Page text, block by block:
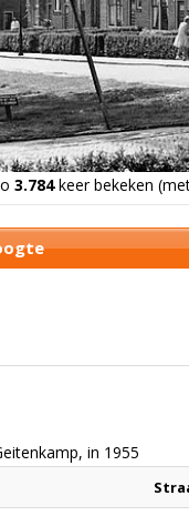
3.784keer bekeken
in 1955